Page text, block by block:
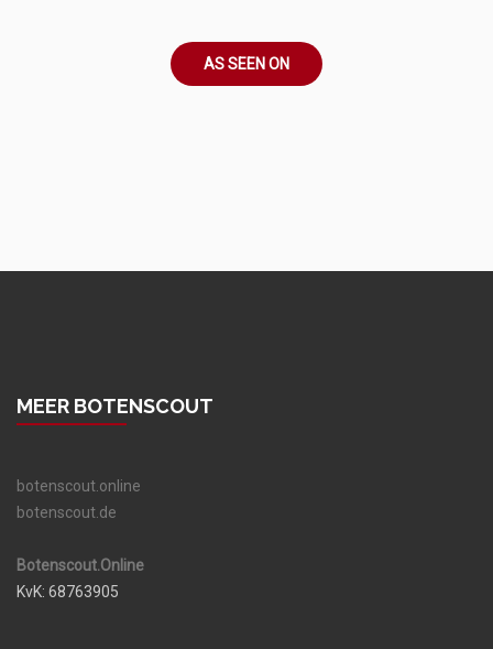
AS SEEN ON
MEER BOTENSCOUT
botenscout.online
botenscout.de
Botenscout.Online
KvK: 68763905